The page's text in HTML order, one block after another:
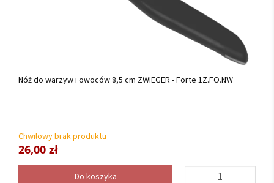
Nóż do warzyw i owoców 8,5 cm ZWIEGER - Forte 1Z.FO.NW
Chwilowy brak produktu
26,00 zł
Do koszyka